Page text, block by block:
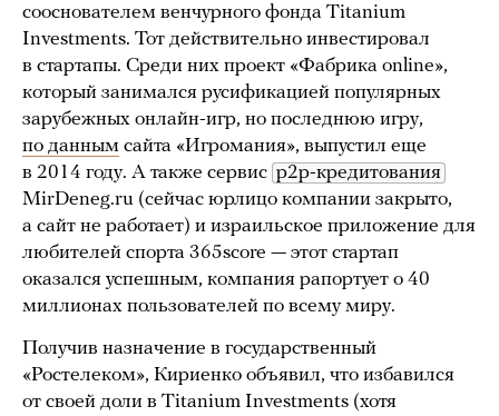
сооснователем венчурного фонда Titanium
Investments. Тот действительно инвестировал
в стартапы. Среди них проект «Фабрика online»,
который занимался русификацией популярных
зарубежных онлайн-игр, но последнюю игру,
по данным сайта «Игромания», выпустил еще
в 2014 году. А также сервис p2p-кредитования
MirDeneg.ru (сейчас юрлицо компании закрыто,
а сайт не работает) и израильское приложение для
любителей спорта 365score — этот стартап
оказался успешным, компания рапортует о 40
миллионах пользователей по всему миру.
Получив назначение в государственный
«Ростелеком», Кириенко объявил, что избавился
от своей доли в Titanium Investments (хотя